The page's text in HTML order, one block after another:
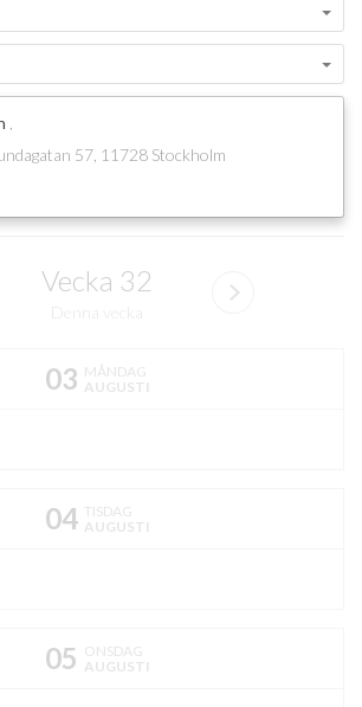
57, 11728 Stockholm
Vecka 32
03 MÅNDAG
AUGUSTI
04 TISDAG
AUGUSTI
05 ONSDAG
AUGUSTI